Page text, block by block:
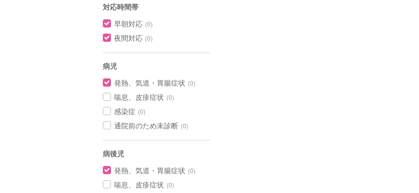
対応時間帯
早朝対応 (0)
夜間対応 (0)
病児
発熱、気道・胃腸症状 (0)
喘息、皮疹症状 (0)
感染症 (0)
通院前のため未診断 (0)
病後児
発熱、気道・胃腸症状 (0)
喘息、皮疹症状 (0)